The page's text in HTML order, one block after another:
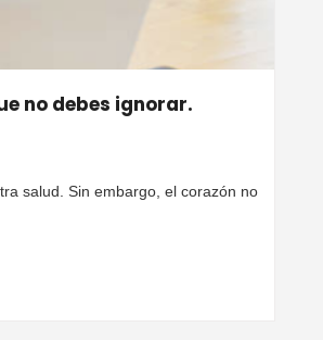
no debes ignorar.
salud. Sin embargo, el corazón no